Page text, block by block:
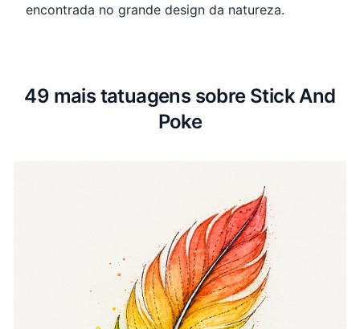
encontrada no grande design da natureza.
49 mais tatuagens sobre Stick And
Poke